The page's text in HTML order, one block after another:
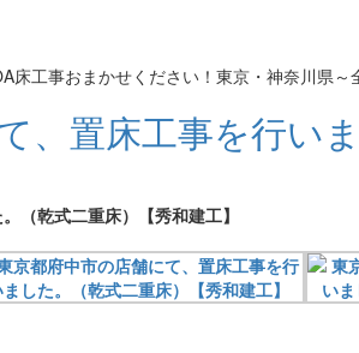
工事おまかせください！東京・神奈川県～
、置床工事を行い
（乾式二重床）【秀和建工】